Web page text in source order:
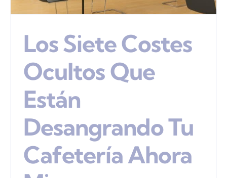
Los Siete Costes
Ocultos Que
Están
Desangrando Tu
Cafetería Ahora